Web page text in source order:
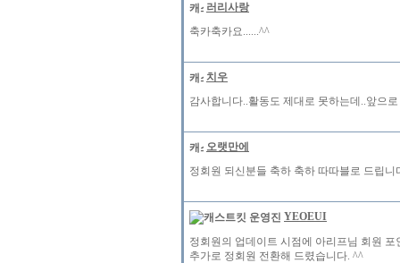
러리사랑
축카축카요......^^
치우
감사합니다..활동도 제대로 못하는데..앞으
오랫만에
정회원 되신분들 축하 축하 따따블로 드립니
YEOEUI
정회원의 업데이트 시점에 아리프님 회원
추가로 정회원 전환해 드렸습니다. ^^